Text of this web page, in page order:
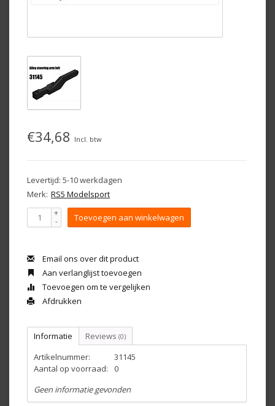
€34,68 Incl. btw
Levertijd: 5-10 werkdagen
Merk: RS5 Modelsport
+
- Toevoegen aan winkelwagen
Email ons over dit product
Aan verlanglijst toevoegen
Toevoegen om te vergelijken
Afdrukken
Informatie Reviews (0)
Artikelnummer:
31145
Aantal op voorraad:
0
Geen informatie gevonden